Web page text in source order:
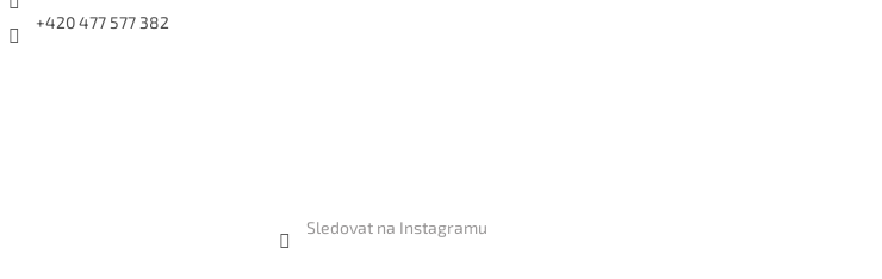
+420 477 577 382
Sledovat na Instagramu